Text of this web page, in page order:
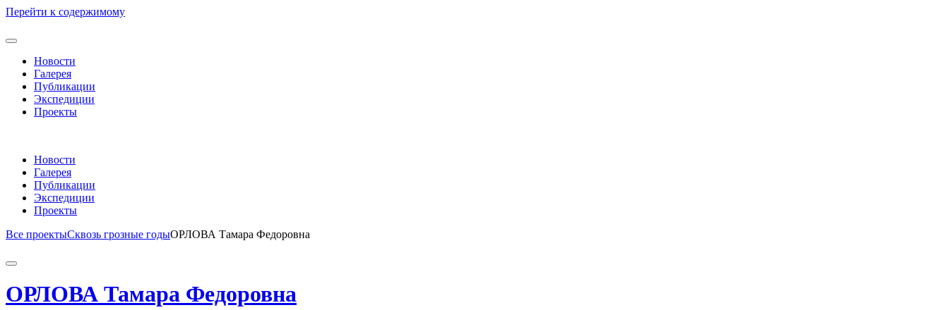
Перейти к содержимому
Новости
Галерея
Публикации
Экспедиции
Проекты
Новости
Галерея
Публикации
Экспедиции
Проекты
Все проектыСквозь грозные годыОРЛОВА Тамара Федоровна
ОРЛОВА Тамара Федоровна